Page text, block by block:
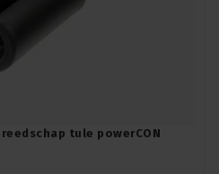
tule powerCON